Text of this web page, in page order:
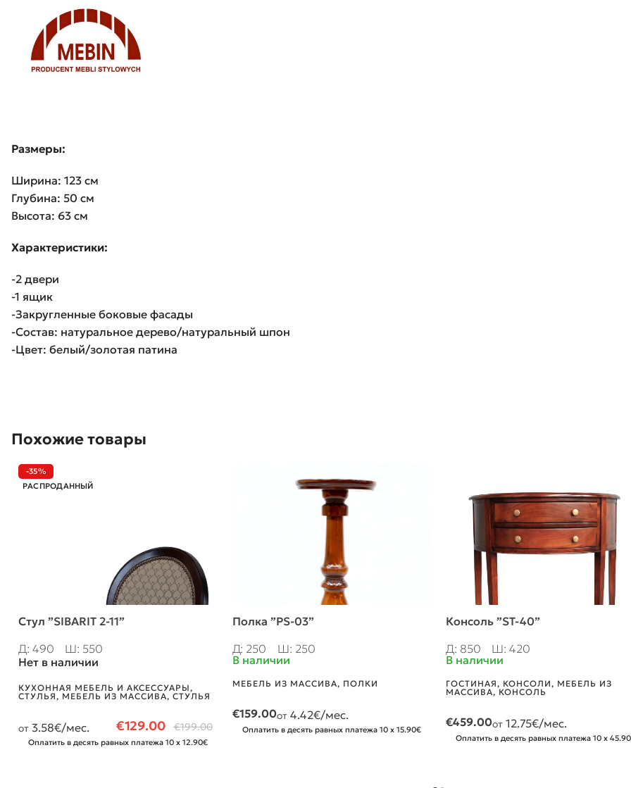
Размеры:
Ширина: 123 см
Глубина: 50 см
Высота: 63 см
Характеристики:
-2 двери
-1 ящик
-Закругленные боковые фасады
-Состав: натуральное дерево/натуральный шпон
-Цвет: белый/золотая патина
Похожие товары
-35%
РАСПРОДАННЫЙ
Стул ”SIBARIT 2-11”
Д: 490
Ш: 550
Нет в наличии
КУХОННАЯ МЕБЕЛЬ И АКСЕССУАРЫ,
СТУЛЬЯ, МЕБЕЛЬ ИЗ МАССИВА, СТУЛЬЯ
€129.00 €199.00
от 3.58€/мес.
Оплатить в десять равных платежа 10 x 12.90€
Полка ”PS-03”
Д: 250
Ш: 250
В наличии
МЕБЕЛЬ ИЗ МАССИВА, ПОЛКИ
€159.00от 4.42€/мес.
Оплатить в десять равных платежа 10 x 15.90€
Консоль ”ST-40”
Д: 850
Ш: 420
В наличии
ГОСТИНАЯ, КОНСОЛИ, МЕБЕЛЬ ИЗ
МАССИВА, КОНСОЛЬ
€459.00от 12.75€/мес.
Оплатить в десять равных платежа 10 x